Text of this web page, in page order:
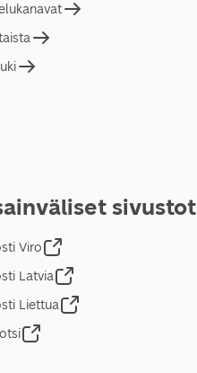
sivustot
Viro
Latvia
Liettua